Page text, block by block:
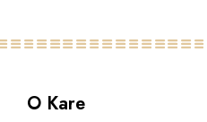
O Kare